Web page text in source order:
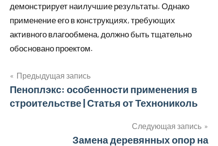
демонстрирует наилучшие результаты. Однако
применение его в конструкциях, требующих
активного влагообмена, должно быть тщательно
обосновано проектом.
Навигация
по
Предыдущая запись
Пеноплэкс: особенности применения в
строительстве | Статья от Технониколь
Следующая запись
Замена деревянных опор на